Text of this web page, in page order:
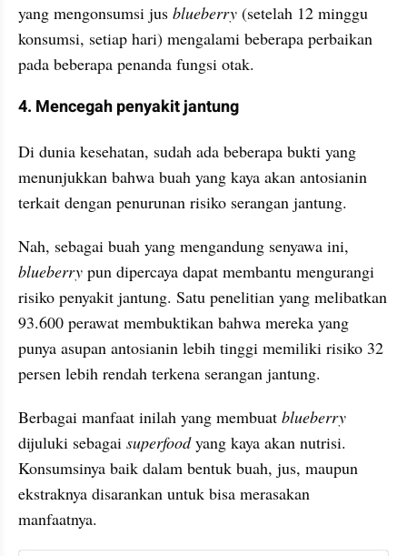
yang mengonsumsi jus blueberry (setelah 12 minggu
konsumsi, setiap hari) mengalami beberapa perbaikan
pada beberapa penanda fungsi otak.
4. Mencegah penyakit jantung
Di dunia kesehatan, sudah ada beberapa bukti yang
menunjukkan bahwa buah yang kaya akan antosianin
terkait dengan penurunan risiko serangan jantung.
blueberry pun dipercaya dapat membantu mengurangi
risiko penyakit jantung. Satu penelitian yang melibatkan
93.600 perawat membuktikan bahwa mereka yang
punya asupan antosianin lebih tinggi memiliki risiko 32
persen lebih rendah terkena serangan jantung.
Berbagai manfaat inilah yang membuat
dijuluki sebagai superfood yang kaya akan nutrisi.
Konsumsinya baik dalam bentuk buah, jus, maupun
ekstraknya disarankan untuk bisa merasakan
manfaatnya.